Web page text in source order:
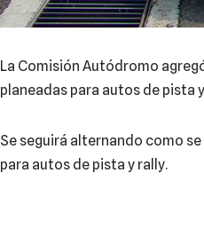
La Comisión Autódromo
planeadas para autos de pista
Se seguirá alternando como
para autos de pista y rally.